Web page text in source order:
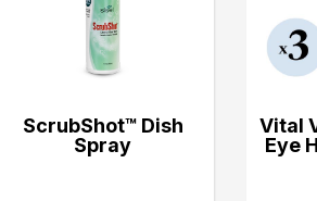
ScrubShot™ Dish
Spray
Vital
Eye